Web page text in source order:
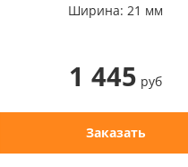
Ширина: 21 мм
1 445 руб
Заказать